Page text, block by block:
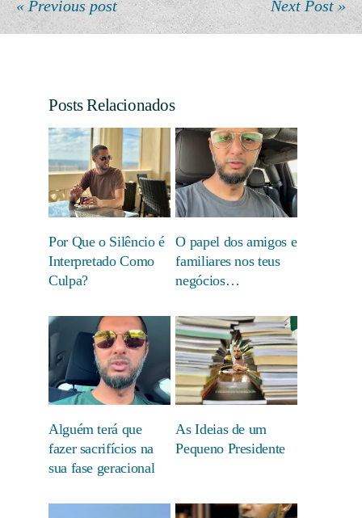
« Previous post Next Post »
Posts Relacionados
Por Que o Silêncio é
Interpretado Como
Culpa?
O papel dos amigos e
familiares nos teus
negócios…
Alguém terá que
fazer sacrifícios na
sua fase geracional
As Ideias de um
Pequeno Presidente